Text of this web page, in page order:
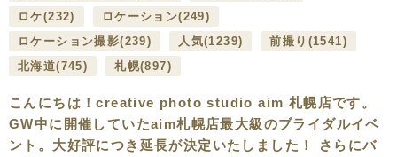
ロケ(232) ロケーション(249)
ロケーション撮影(239) 人気(1239) 前撮り (1541)
北海道(745) 札幌(897)
こんにちは！creative photo studio aim 札幌店です。
GW中に開催していたaim札幌店最大級のブライダルイベ
ント。大好評につき延長が決定いたしました！ さらにバ